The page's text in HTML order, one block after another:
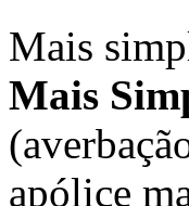
Mais
Mais
apólice